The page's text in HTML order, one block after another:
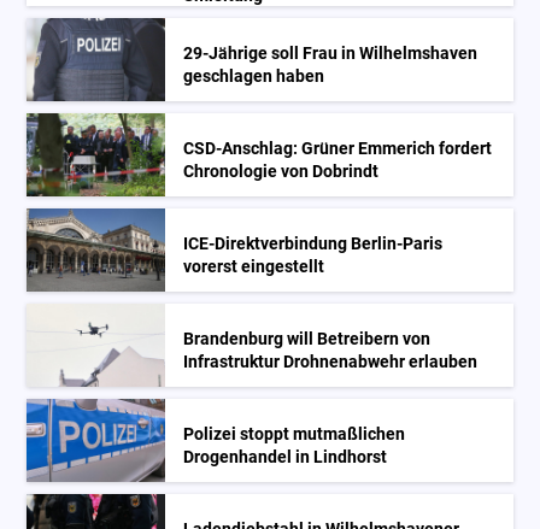
29-Jährige soll Frau in Wilhelmshaven
geschlagen haben
CSD-Anschlag: Grüner Emmerich fordert
Chronologie von Dobrindt
ICE-Direktverbindung Berlin-Paris
vorerst eingestellt
Brandenburg will Betreibern von
Infrastruktur Drohnenabwehr erlauben
Polizei stoppt mutmaßlichen
Drogenhandel in Lindhorst